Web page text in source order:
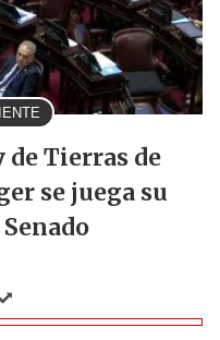
de Tierras de
se juega su